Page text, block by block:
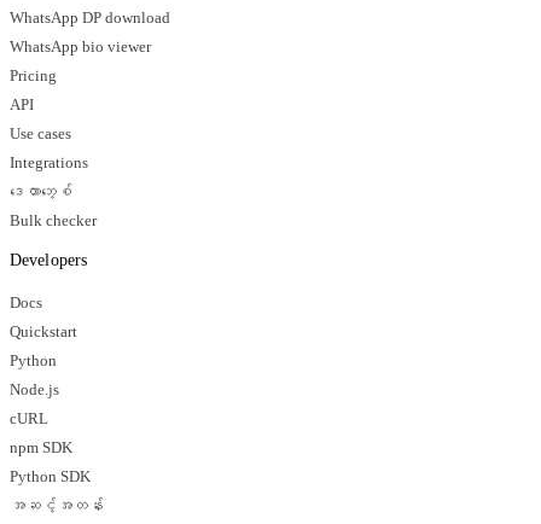
WhatsApp DP download
WhatsApp bio viewer
Pricing
API
Use cases
Integrations
ဒေတာဘေ့စ်
Bulk checker
Developers
Docs
Quickstart
Python
Node.js
cURL
npm SDK
Python SDK
အဆင့်အတန်း